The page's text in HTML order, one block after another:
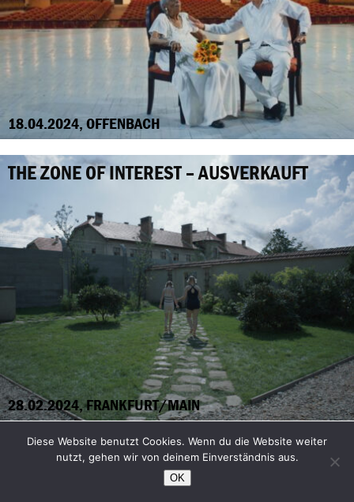
18.04.2024, OFFENBACH
THE ZONE OF INTEREST – AUSVERKAUFT
28.02.2024, FRANKFURT/MAIN
FEMINISM WTF
Diese Website benutzt Cookies. Wenn du die Website weiter
nutzt, gehen wir von deinem Einverständnis aus.
OK